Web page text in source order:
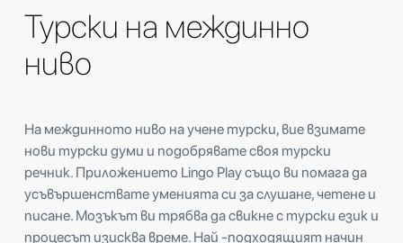
Турски на междинно
ниво
На междинното ниво на учене турски, вие взимате
нови турски думи и подобрявате своя турски
речник. Приложението Lingo Play също ви помага да
усъвършенствате уменията си за слушане, четене и
писане. Мозъкът ви трябва да свикне с турски език и
процесът изисква време. Най -подходящият начин